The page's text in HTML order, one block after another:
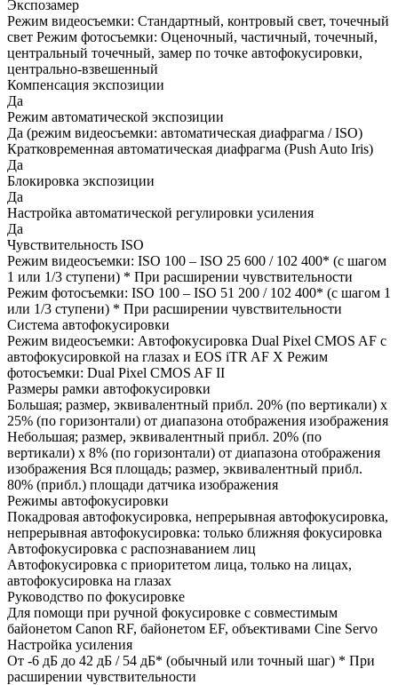
Экспозамер
Режим видеосъемки: Стандартный, контровый свет, точечный
свет Режим фотосъемки: Оценочный, частичный, точечный,
центральный точечный, замер по точке автофокусировки,
центрально-взвешенный
Компенсация экспозиции
Да
Режим автоматической экспозиции
Да (режим видеосъемки: автоматическая диафрагма / ISO)
Кратковременная автоматическая диафрагма (Push Auto Iris)
Да
Блокировка экспозиции
Да
Настройка автоматической регулировки усиления
Да
Чувствительность ISO
Режим видеосъемки: ISO 100 – ISO 25 600 / 102 400* (с шагом
1 или 1/3 ступени) * При расширении чувствительности
Режим фотосъемки: ISO 100 – ISO 51 200 / 102 400* (с шагом 1
или 1/3 ступени) * При расширении чувствительности
Система автофокусировки
Режим видеосъемки: Автофокусировка Dual Pixel CMOS AF с
автофокусировкой на глазах и EOS iTR AF X Режим
фотосъемки: Dual Pixel CMOS AF II
Размеры рамки автофокусировки
Большая; размер, эквивалентный прибл. 20% (по вертикали) x
25% (по горизонтали) от диапазона отображения изображения
Небольшая; размер, эквивалентный прибл. 20% (по
вертикали) x 8% (по горизонтали) от диапазона отображения
изображения Вся площадь; размер, эквивалентный прибл.
80% (прибл.) площади датчика изображения
Режимы автофокусировки
Покадровая автофокусировка, непрерывная автофокусировка,
непрерывная автофокусировка: только ближняя фокусировка
Автофокусировка с распознаванием лиц
Автофокусировка с приоритетом лица, только на лицах,
автофокусировка на глазах
Руководство по фокусировке
Для помощи при ручной фокусировке с совместимым
байонетом Canon RF, байонетом EF, объективами Cine Servo
Настройка усиления
От -6 дБ до 42 дБ / 54 дБ* (обычный или точный шаг) * При
расширении чувствительности